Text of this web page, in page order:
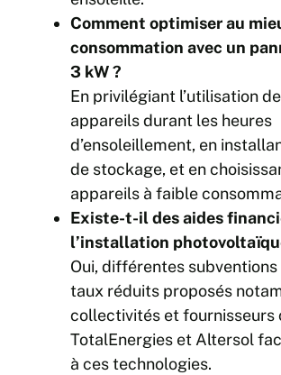
Comment optimiser au
consommation avec un
3 kW ?
En privilégiant l’utilisation
appareils durant les heures
d’ensoleillement, en
de stockage, et en
appareils à faible
Existe-t-il des aides
l’installation
Oui, différentes
taux réduits proposés
collectivités et fournisseurs
TotalEnergies et Altersol
à ces technologies.